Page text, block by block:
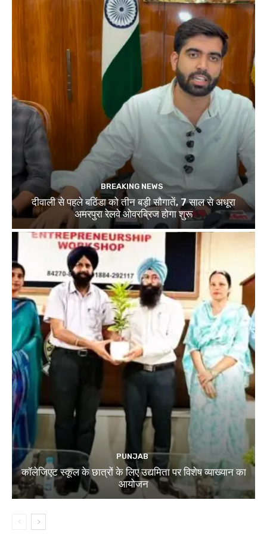
BREAKING NEWS
दीवाली से पहले बठिंडा को तीन बड़ी सौगातें, 7 साल से अधूरा
अमरपुरा रेलवे ओवरब्रिज होगा शुरू
PUNJAB
कॉलेजिएट स्कूल के छात्रों के लिए उद्यमिता पर विशेष व्याख्यान का
आयोजन